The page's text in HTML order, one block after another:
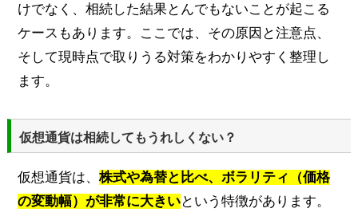
けでなく、相続した結果とんでもないことが起こる
ケースもあります。ここでは、その原因と注意点、
そして現時点で取りうる対策をわかりやすく整理し
ます。
仮想通貨は相続してもうれしくない？
仮想通貨は、 株式や為替と比べ、ボラリティ（価格
の変動幅）が非常に大きいという特徴があります。